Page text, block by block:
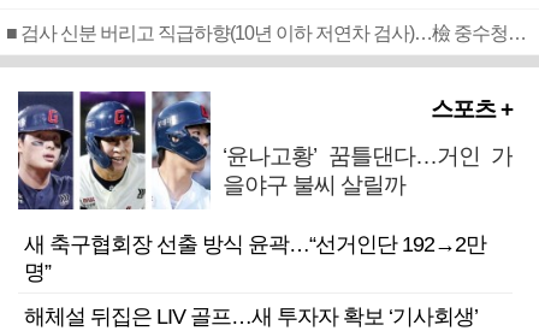
■ 검사 신분 버리고 직급하향(10년 이하 저연차 검사)…檢 중수청행 기피
스포츠 +
‘윤나고황’ 꿈틀댄다…거인 가
을야구 불씨 살릴까
새 축구협회장 선출 방식 윤곽…“선거인단 192→2만
명”
해체설 뒤집은 LIV 골프…새 투자자 확보 ‘기사회생’